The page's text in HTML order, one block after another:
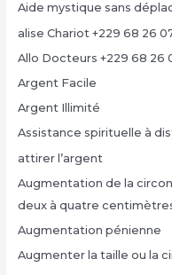
Aide mystique sans
alise Chariot +229 68 26
Allo Docteurs +229 68 26
Argent Facile
Argent Illimité
Assistance spirituelle à
attirer l’argent
Augmentation de la
deux à quatre
Augmentation pénienne
Augmenter la taille ou la